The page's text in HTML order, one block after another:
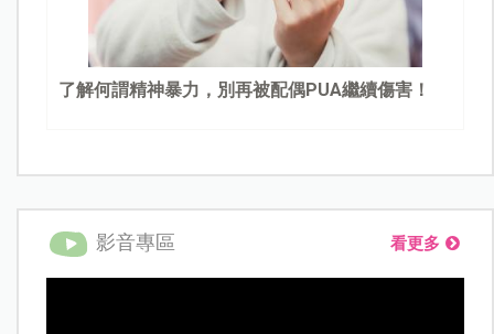
了解何謂精神暴力，別再被配偶PUA繼續傷害！
影音專區 看更多